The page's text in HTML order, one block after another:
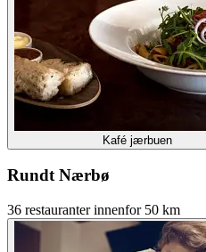
Kafé jærbuen
Rundt Nærbø
36 restauranter innenfor 50 km